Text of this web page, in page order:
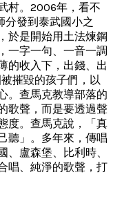
村。2006年，看不
分發到泰武國小之
於是開始用土法煉鋼
一字一句、一音一調
的收入下，出錢、出
摧毀的孩子們，以
。查馬克教導部落的
歌聲，而是要透過聲
度。查馬克說，「真
聽」。多年來，傳唱
盧森堡、比利時、
唱、純淨的歌聲，打